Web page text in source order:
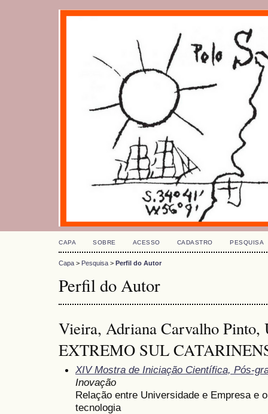
CAPA SOBRE ACESSO CADASTRO PESQUISA
Capa > Pesquisa > Perfil do Autor
Perfil do Autor
Vieira, Adriana Carvalho
EXTREMO SUL
XIV Mostra de Iniciação Científica, Pós-
Inovação
Relação entre Universidade e Empresa e
tecnologia